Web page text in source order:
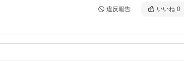
違反報告 いいね 0